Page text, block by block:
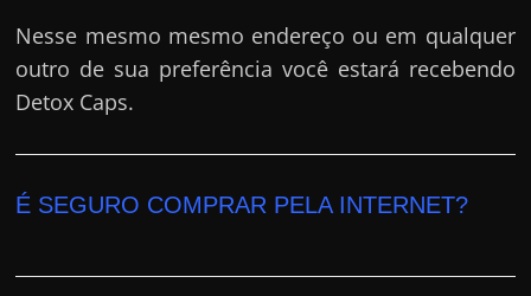
Nesse mesmo mesmo endereço ou em qualquer
outro de sua preferência você estará recebendo
Detox Caps.
É SEGURO COMPRAR PELA INTERNET?